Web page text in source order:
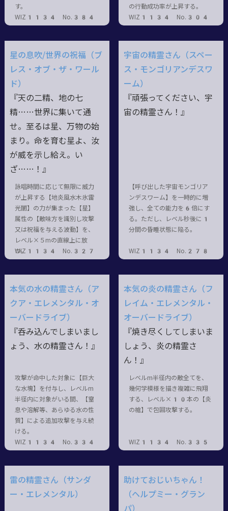
す。
WIZ1134 No.384
の行動成功率が上昇する。
WIZ1134 No.304
星の息吹/世界の祝福（ブ
レス・オブ・ザ・ワール
ド）
『天の二精、地の七
精……世界に集いて通
せ。至るは星、万物の始
まり。命を育む星よ、汝
が威を示し給え。い
ざ……！』
詠唱時間に応じて無限に威力
が上昇する【地炎風水木氷雷
光闇】の力が集まった【星】
属性の【敵味方を識別し攻撃
又は祝福を与える波動】を、
レベル×５mの直線上に放
つ。
WIZ1134 No.327
宇宙の精霊さん（スペー
ス・モンゴリアンデスワ
ーム）
『頑張ってください、宇
宙の精霊さん！』
【呼び出した宇宙モンゴリア
ンデスワーム】を一時的に増
強し、全ての能力を6倍にす
る。ただし、レベル秒後に1
分間の昏睡状態に陥る。
WIZ1134 No.278
本気の水の精霊さん（ア
クア・エレメンタル・オ
ーバードライブ）
『呑み込んでしまいまし
ょう、水の精霊さん！』
攻撃が命中した対象に【巨大
な水塊】を付与し、レベルm
半径内に対象がいる間、【窒
息や溶解等、あらゆる水の性
質】による追加攻撃を与え続
ける。
WIZ1134 No.334
本気の炎の精霊さん（フ
レイム・エレメンタル・
オーバードライブ）
『焼き尽くしてしまいま
しょう、炎の精霊さ
ん！』
レベルm半径内の敵全てを、
幾何学模様を描き複雑に飛翔
する、レベル×10本の【炎
の槍】で包囲攻撃する。
WIZ1134 No.335
雷の精霊さん（サンダ
ー・エレメンタル）
助けておじいちゃん！
（ヘルプミー・グラン
パ）